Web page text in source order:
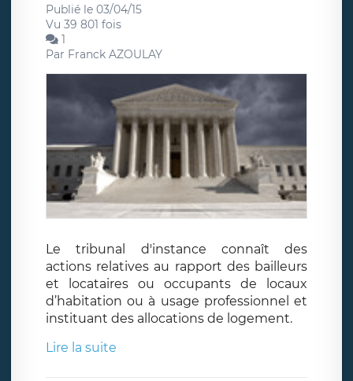
Publié le 03/04/15
Vu 39 801 fois
1
Par Franck AZOULAY
Le tribunal d'instance connaît des
actions relatives au rapport des bailleurs
et locataires ou occupants de locaux
d’habitation ou à usage professionnel et
instituant des allocations de logement.
Lire la suite